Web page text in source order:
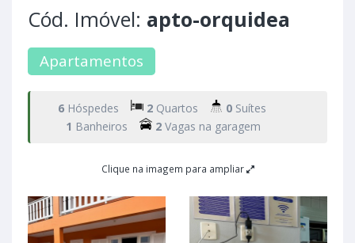
Cód. Imóvel: apto-orquidea
Apartamentos
6 Hóspedes 2 Quartos 0 Suítes
1 Banheiros 2 Vagas na garagem
Clique na imagem para ampliar